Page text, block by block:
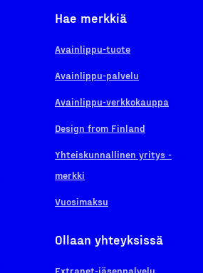
Hae merkkiä
Avainlippu-tuote
Avainlippu-palvelu
Avainlippu-verkkokauppa
Design from Finland
Yhteiskunnallinen yritys -
merkki
Vuosimaksu
Ollaan yhteyksissä
Extranet-jäsenpalvelu